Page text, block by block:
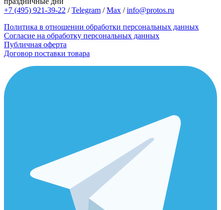
+7 (495) 921-39-22 /Telegram /Max /info@protos.ru
Политика в отношении обработки персональных данных
Согласие на обработку персональных данных
Публичная оферта
Договор поставки товара